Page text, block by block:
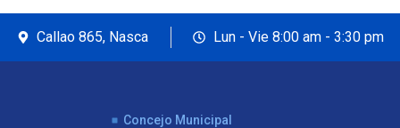
Callao 865, Nasca Lun - Vie 8:00 am - 3:30 pm
Concejo Municipal